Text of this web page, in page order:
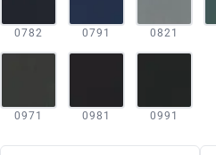
0782 0791 0821
0971 0981 0991